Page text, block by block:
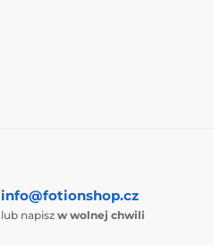
info@fotionshop.cz
lub napisz w wolnej chwili